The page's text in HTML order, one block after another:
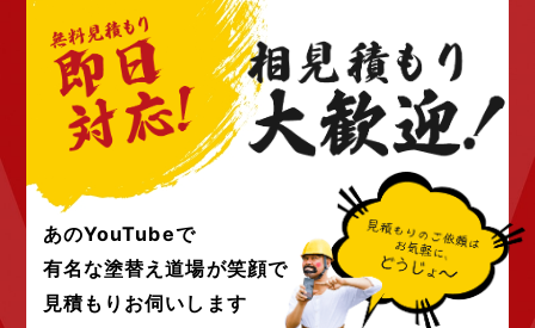
2022年8月 (4)
2022年7月 (6)
2022年6月 (4)
2022年5月 (4)
2022年4月 (4)
2022年2月 (4)
2022年1月 (4)
2021年12月 (4)
2021年10月 (10)
2021年9月 (24)
あのYouTubeで
有名な塗替え道場が笑顔で
見積もりお伺いします